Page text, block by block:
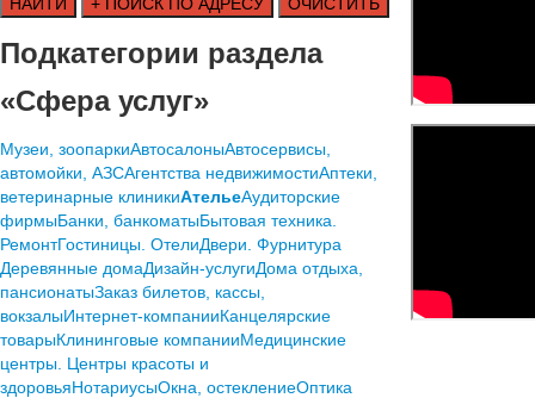
Подкатегории раздела
«Сфера услуг»
Mузеи, зоопаркиАвтосалоныАвтосервисы,
автомойки, АЗСАгентства недвижимостиАптеки,
ветеринарные клиникиАтельеАудиторские
фирмыБанки, банкоматыБытовая техника.
РемонтГостиницы. ОтелиДвери. Фурнитура
Деревянные домаДизайн-услугиДома отдыха,
пансионатыЗаказ билетов, кассы,
вокзалыИнтернет-компанииКанцелярские
товарыКлининговые компанииМедицинские
центры. Центры красоты и
здоровьяНотариусыОкна, остеклениеОптика